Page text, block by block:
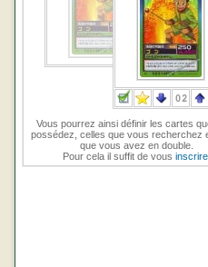
Vous pourrez ainsi définir les cartes
possédez, celles que vous recherchez
que vous avez en double.
Pour cela il suffit de vous inscrire.